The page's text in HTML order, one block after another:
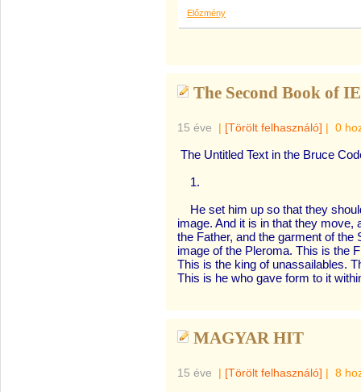
Előzmény
The Second Book of
15 éve | [Törölt felhasználó] | 0
The Untitled Text in the Bruce
1.
He set him up so that they
image. And it is in that they move,
the Father, and the garment of the
image of the Pleroma. This is the
This is the king of unassailables.
This is he who gave form to it
MAGYAR HIT
15 éve | [Törölt felhasználó] | 8